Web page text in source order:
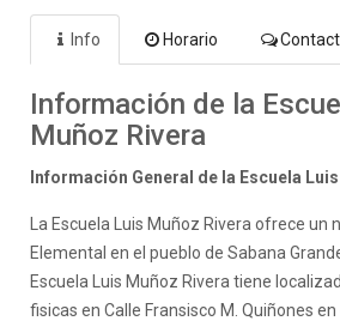
Info Horario
Información de la
Muñoz Rivera
Información General de la Escuela
La Escuela Luis Muñoz Rivera ofrece un
Elemental en el pueblo de Sabana
Escuela Luis Muñoz Rivera tiene
fisicas en Calle Fransisco M. Quiñones